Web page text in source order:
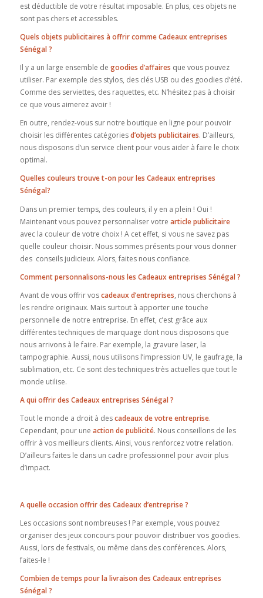
est déductible de votre résultat imposable. En plus, ces objets ne
sont pas chers et accessibles.
Quels objets publicitaires à offrir comme Cadeaux entreprises
Sénégal ?
Il y a un large ensemble de goodies d’affaires que vous pouvez
utiliser. Par exemple des stylos, des clés USB ou des goodies d’été.
Comme des serviettes, des raquettes, etc. N’hésitez pas à choisir
ce que vous aimerez avoir !
En outre, rendez-vous sur notre boutique en ligne pour pouvoir
choisir les différentes catégoriesd’objets publicitaires. D’ailleurs,
nous disposons d’un service client pour vous aider à faire le choix
optimal.
Quelles couleurs trouve t-on pour les Cadeaux entreprises
Sénégal?
Dans un premier temps, des couleurs, il y en a plein ! Oui !
Maintenant vous pouvez personnaliser votre article publicitaire
avec la couleur de votre choix ! A cet effet, si vous ne savez pas
quelle couleur choisir. Nous sommes présents pour vous donner
des conseils judicieux. Alors, faites nous confiance.
Comment personnalisons-nous les Cadeaux entreprises Sénégal ?
Avant de vous offrir voscadeaux d’entreprises, nous cherchons à
les rendre originaux. Mais surtout à apporter une touche
personnelle de notre entreprise. En effet, c’est grâce aux
différentes techniques de marquage dont nous disposons que
nous arrivons à le faire. Par exemple, la gravure laser, la
tampographie. Aussi, nous utilisons l’impression UV, le gaufrage, la
sublimation, etc. Ce sont des techniques très actuelles que tout le
monde utilise.
A qui offrir des Cadeaux entreprises Sénégal ?
Tout le monde a droit à descadeaux de votre entreprise.
Cependant, pour une action de publicité. Nous conseillons de les
offrir à vos meilleurs clients. Ainsi, vous renforcez votre relation.
D’ailleurs faites le dans un cadre professionnel pour avoir plus
d’impact.
A quelle occasion offrir des Cadeaux d’entreprise ?
Les occasions sont nombreuses ! Par exemple, vous pouvez
organiser des jeux concours pour pouvoir distribuer vos goodies.
Aussi, lors de festivals, ou même dans des conférences. Alors,
faites-le !
Combien de temps pour la livraison des Cadeaux entreprises
Sénégal ?